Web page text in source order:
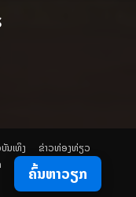
ນເທິງ
​ຂ່າວທ່ອງທ່ຽວ
ຄົ້ນຫາວຽກ